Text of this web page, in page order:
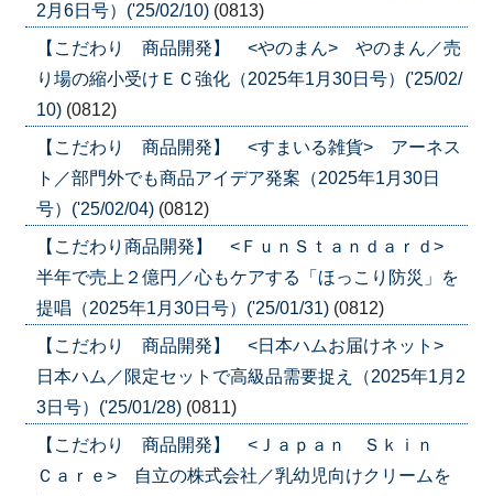
2月6日号）('25/02/10) (0813)
【こだわり 商品開発】 <やのまん> やのまん／売
り場の縮小受けＥＣ強化（2025年1月30日号）('25/02/
10) (0812)
【こだわり 商品開発】 <すまいる雑貨> アーネス
ト／部門外でも商品アイデア発案（2025年1月30日
号）('25/02/04) (0812)
【こだわり商品開発】 <ＦｕｎＳｔａｎｄａｒｄ>
半年で売上２億円／心もケアする「ほっこり防災」を
提唱（2025年1月30日号）('25/01/31) (0812)
【こだわり 商品開発】 <日本ハムお届けネット>
日本ハム／限定セットで高級品需要捉え（2025年1月2
3日号）('25/01/28) (0811)
【こだわり 商品開発】 <Ｊａｐａｎ Ｓｋｉｎ
Ｃａｒｅ> 自立の株式会社／乳幼児向けクリームを